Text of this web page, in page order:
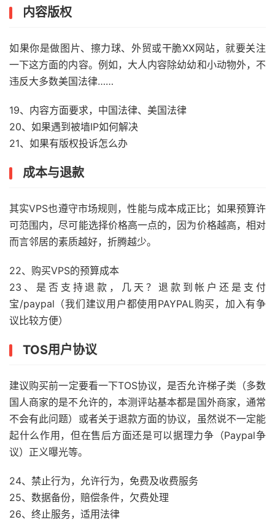
内容版权
如果你是做图片、擦力球、外贸或干脆XX网站，就要关注
一下这方面的内容。例如，大人内容除幼幼和小动物外，不
违反大多数美国法律……
19、内容方面要求，中国法律、美国法律
20、如果遇到被墙IP如何解决
21、如果有版权投诉怎么办
成本与退款
其实VPS也遵守市场规则，性能与成本成正比；如果预算许
可范围内，尽可能选择价格高一点的，因为价格越高，相对
而言邻居的素质越好，折腾越少。
22、购买VPS的预算成本
23、是否支持退款，几天？退款到帐户还是支付
宝/paypal（我们建议用户都使用PAYPAL购买，加入有争
议比较方便）
TOS用户协议
建议购买前一定要看一下TOS协议，是否允许梯子类（多数
国人商家的是不允许的，本测评站基本都是国外商家，通常
不会有此问题）或者关于退款方面的协议，虽然说不一定能
起什么作用，但在售后方面还是可以据理力争（Paypal争
议）正义曝光等。
24、禁止行为，允许行为，免费及收费服务
25、数据备份，赔偿条件，欠费处理
26、终止服务，适用法律